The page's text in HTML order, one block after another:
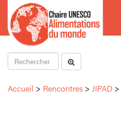
Accueil > Rencontres > JIPAD >